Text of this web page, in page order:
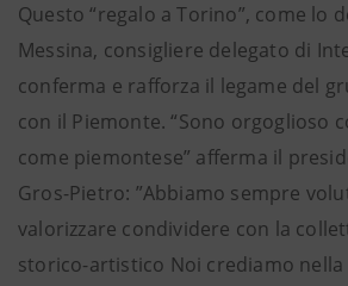
Questo “regalo a Torino”, come lo
Messina, consigliere delegato di
conferma e rafforza il legame del
con il Piemonte. “Sono orgoglioso
come piemontese” afferma il
Gros-Pietro: ”Abbiamo sempre
valorizzare condividere con la
storico-artistico Noi crediamo